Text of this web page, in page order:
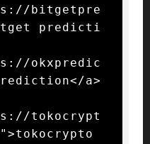
bitgetpre
predicti
okxpredic
a>
tokocrypt